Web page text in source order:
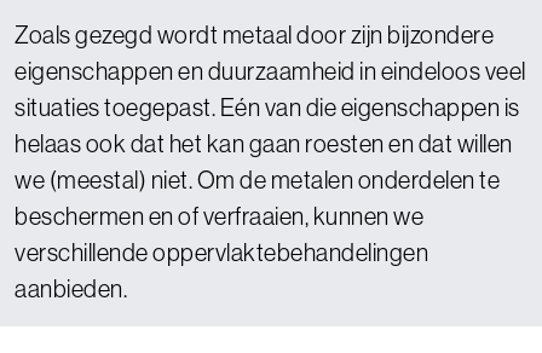
Zoals gezegd wordt metaal door zijn bijzondere
eigenschappen en duurzaamheid in eindeloos veel
situaties toegepast. Eén van die eigenschappen is
helaas ook dat het kan gaan roesten en dat willen
we (meestal) niet. Om de metalen onderdelen te
beschermen en of verfraaien, kunnen we
verschillende oppervlaktebehandelingen
aanbieden.